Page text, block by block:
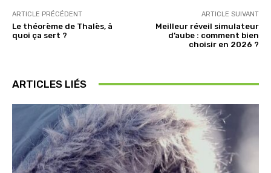
ARTICLE PRÉCÉDENT
Le théorème de Thalès, à
quoi ça sert ?
ARTICLE SUIVANT
Meilleur réveil simulateur
d’aube : comment bien
choisir en 2026 ?
ARTICLES LIÉS